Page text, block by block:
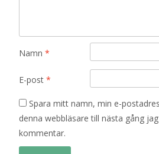
Namn *
E-post *
Spara mitt namn, min e-
denna webbläsare till nästa gång
kommentar.